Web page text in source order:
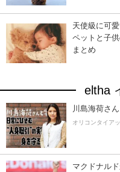
天使級に可
ペットと子
まとめ
eltha
川島海荷さ
オリコンタイア
マクドナル